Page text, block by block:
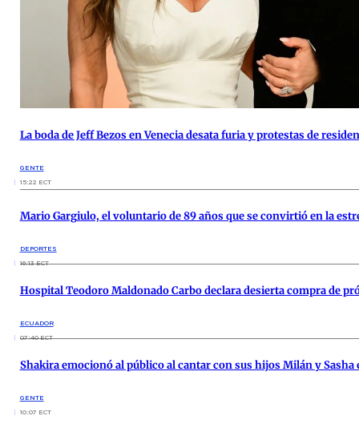
La boda de Jeff Bezos en Venecia desata furia y protestas de
GENTE
15:22 ECT
Mario Gargiulo, el voluntario de 89 años que se convirtió en la
DEPORTES
16:13 ECT
Hospital Teodoro Maldonado Carbo declara desierta compra de
ECUADOR
07:40 ECT
Shakira emocionó al público al cantar con sus hijos Milán y Sasha
GENTE
10:07 ECT